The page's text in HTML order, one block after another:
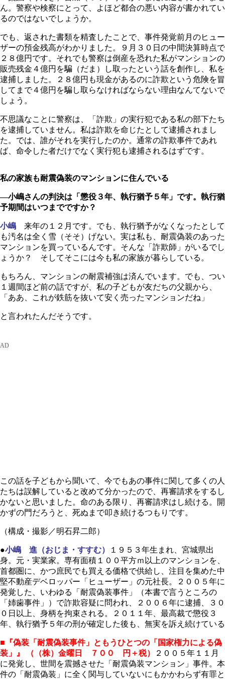
ん。警察や検察にとって、よほど都合の悪い内容が書かれてい
るのではないでしょうか。
でも、返された書類を精査したことで、事件発覚前月のヒュー
ザーの預金残高がわかりました。９月３０日の中間決算時点で
２８億円です。それでも警察は倒産を恐れた私がマンションの
販売残金４億円を騙（だま）し取ったという話を創作し、私を
逮捕しました。２８億円も現金があるのに詐欺という危険を冒
してまで４億円を騙し取らなければならない理由なんてないで
しょう。
不思議なことに警察は、「詐欺」の実行犯である私の部下たち
を逮捕していません。私は詐欺を命じたとして逮捕されまし
た。では、誰がそれを実行したのか。通常の詐欺事件であれ
ば、命令した者だけでなく実行犯も逮捕されるはずです。
私の家族も耐震偽装のマンションに住んでいる
―小嶋さんの判決は「懲役３年、執行猶予５年」です。執行猶
予期間はいつまでですか？
小嶋 来年の１２月です。でも、執行猶予がなくなったとして
も汚名は全く雪（そそ）げない。実は私も、耐震偽装のあった
マンションを買っているんです。そんな「詐欺師」がいるでし
ょうか？ そしてそこには今も私の家族が暮らしている。
もちろん、マンションの耐震補強は済んでいます。でも、つい
１週間ほど前の話ですが、私の子どもが友だちの父親から、
「ああ、これが鉄筋を抜いて安く売ったマンションだね」
と言われたんだそうです。
この話を子どもから聞いて、今でもあの事件に関して多くの人
たちは誤解していると改めて分かったので、再審請求をするし
かないと思いました。命のある限り、再審請求はし続ける。開
かずの門だろうと、死ぬまで叩き続けるつもりです。
（構成・撮影／明石昇二郎）
●小嶋 進（おじま・すすむ）
１９５３年生まれ、宮城県出
身。元・実業家。専有面積１００平方ｍ以上のマンションを、
首都圏に、かつ庶民でも買える価格で供給し、注目を集めた中
堅不動産デベロッパー「ヒューザー」の元社長。２００５年に
発覚した、いわゆる「耐震偽装事件」（本書で言うところの
「姉歯事件」）で詐欺容疑に問われ、２００６年に逮捕、３０
０日以上、身柄を拘束される。２０１１年、最高裁で懲役３
年、執行猶予５年の刑が確定した後も、無実を訴え続けている
■『偽装「耐震偽装事件」ともうひとつの「国家権力による偽
装」』
（（株）金曜日 ７００ 円＋税）
２００５年１１月
に発覚し、世間を震撼させた「耐震偽装マンション」事件。本
件の「耐震偽装」に全く関与していないにもかかわらず有罪と